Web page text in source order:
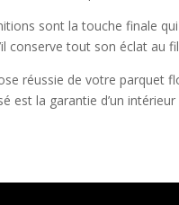
sont la touche finale
conserve tout son éclat au
réussie de votre parquet
est la garantie d’un